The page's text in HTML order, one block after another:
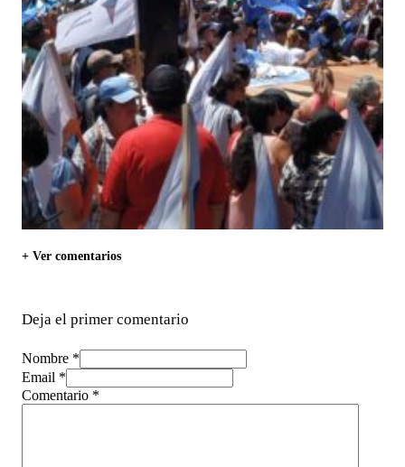
+ Ver comentarios
Deja el primer comentario
Nombre *
Email *
Comentario *